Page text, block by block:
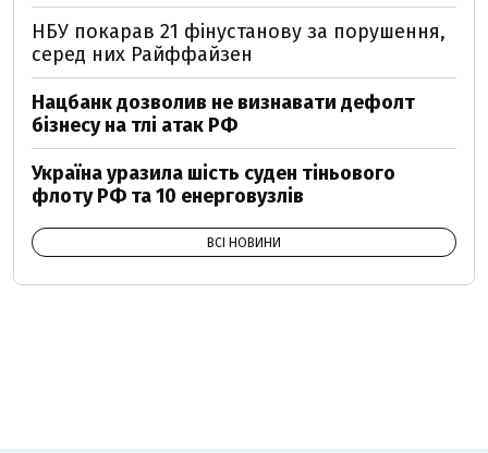
НБУ покарав 21 фінустанову за порушення,
серед них Райффайзен
Нацбанк дозволив не визнавати дефолт
бізнесу на тлі атак РФ
Україна уразила шість суден тіньового
флоту РФ та 10 енерговузлів
ВСІ НОВИНИ